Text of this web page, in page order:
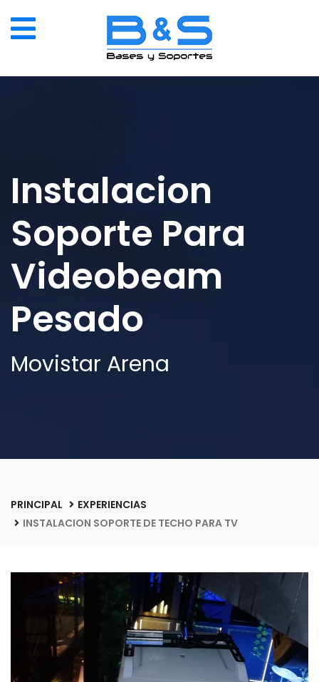
Instalacion
Soporte Para
Videobeam
Pesado
Movistar Arena
PRINCIPAL
EXPERIENCIAS
INSTALACION SOPORTE DE TECHO PARA TV